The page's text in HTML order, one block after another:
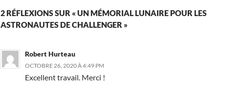
2 RÉFLEXIONS SUR « UN MÉMORIAL LUNAIRE POUR LES
ASTRONAUTES DE CHALLENGER »
Robert Hurteau
OCTOBRE 26, 2020 À 4:49 PM
Excellent travail. Merci !